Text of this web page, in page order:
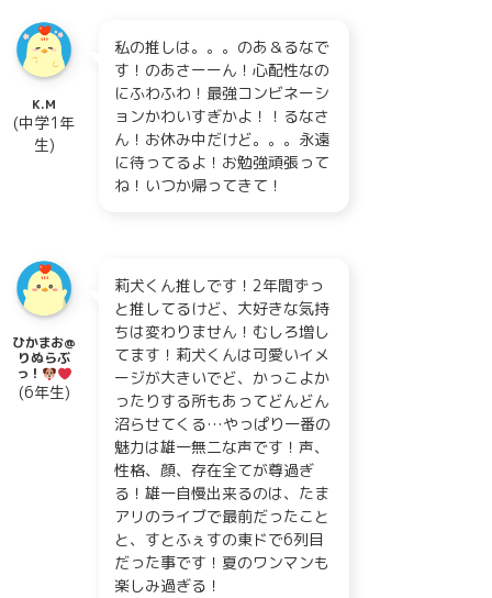
K.M
(中学1年
生)
私の推しは。。。のあ＆るなで
す！のあさーーん！心配性なの
にふわふわ！最強コンビネーシ
ョンかわいすぎかよ！！るなさ
ん！お休み中だけど。。。永遠
に待ってるよ！お勉強頑張って
ね！いつか帰ってきて！
ひかまお@
りぬらぶ
っ！
(6年生)
莉犬くん推しです！2年間ずっ
と推してるけど、大好きな気持
ちは変わりません！むしろ増し
てます！莉犬くんは可愛いイメ
ージが大きいでど、かっこよか
ったりする所もあってどんどん
沼らせてくる…やっぱり一番の
魅力は雄一無二な声です！声、
性格、顔、存在全てが尊過ぎ
る！雄一自慢出来るのは、たま
アリのライブで最前だったこと
と、すとふぇすの東ドで6列目
だった事です！夏のワンマンも
楽しみ過ぎる！